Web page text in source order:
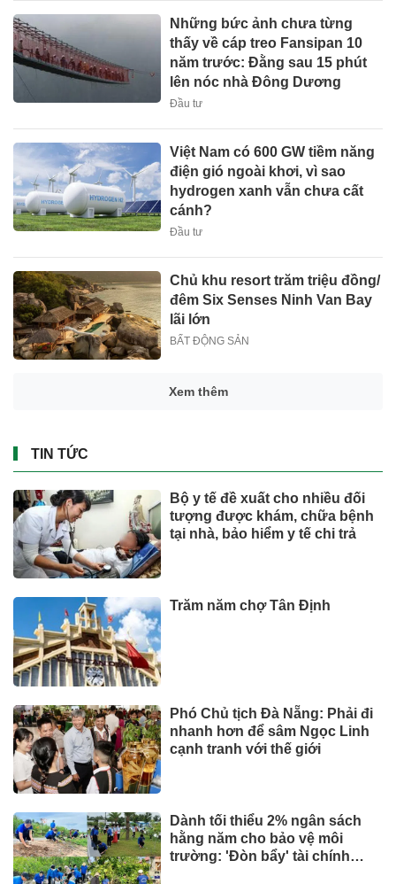
Những bức ảnh chưa từng
thấy về cáp treo Fansipan 10
năm trước: Đằng sau 15 phút
lên nóc nhà Đông Dương
Đầu tư
Việt Nam có 600 GW tiềm năng
điện gió ngoài khơi, vì sao
hydrogen xanh vẫn chưa cất
cánh?
Đầu tư
Chủ khu resort trăm triệu đồng/
đêm Six Senses Ninh Van Bay
lãi lớn
BẤT ĐỘNG SẢN
Mỹ đánh giá rau "tốt bậc nhất
Ông Đoàn Văn Hiểu Em đăng
ký mua thêm DMX ngay khi cổ
Suzuki XL7 có bản nâng cấp
Giá xăng dầu tác động chỉ số